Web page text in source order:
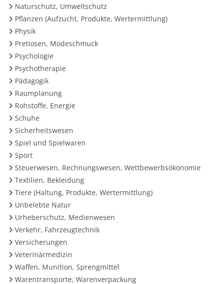
Naturschutz, Umweltschutz
Pflanzen (Aufzucht, Produkte, Wertermittlung)
Physik
Pretiosen, Modeschmuck
Psychologie
Psychotherapie
Pädagogik
Raumplanung
Rohstoffe, Energie
Schuhe
Sicherheitswesen
Spiel und Spielwaren
Sport
Steuerwesen, Rechnungswesen, Wettbewerbsökonomie
Textilien, Bekleidung
Tiere (Haltung, Produkte, Wertermittlung)
Unbelebte Natur
Urheberschutz, Medienwesen
Verkehr, Fahrzeugtechnik
Versicherungen
Veterinärmedizin
Waffen, Munition, Sprengmittel
Warentransporte, Warenverpackung